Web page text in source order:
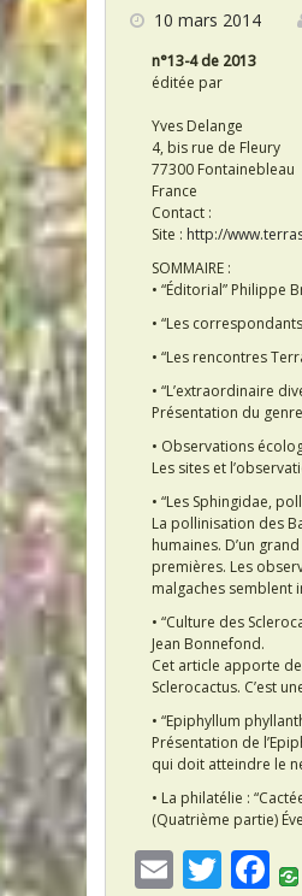
10 mars 2014
n°13-4 de 2013
éditée par
Yves Delange
4, bis rue de Fleury
77300 Fontainebleau
France
Contact :
Site : http://
SOMMAIRE :
• “Éditorial” Philippe
• “Les
• “Les rencontres
• “L’extraordinaire
Présentation du
• Observations
Les sites et
• “Les Sphingidae,
La pollinisation des
humaines. D’un
premières. Les
malgaches semblent
• “Culture des
Jean Bonnefond.
Cet article apporte
Sclerocactus. C’est
• “Epiphyllum
Présentation de
qui doit atteindre le
• La philatélie :
(Quatrième partie)
E T F